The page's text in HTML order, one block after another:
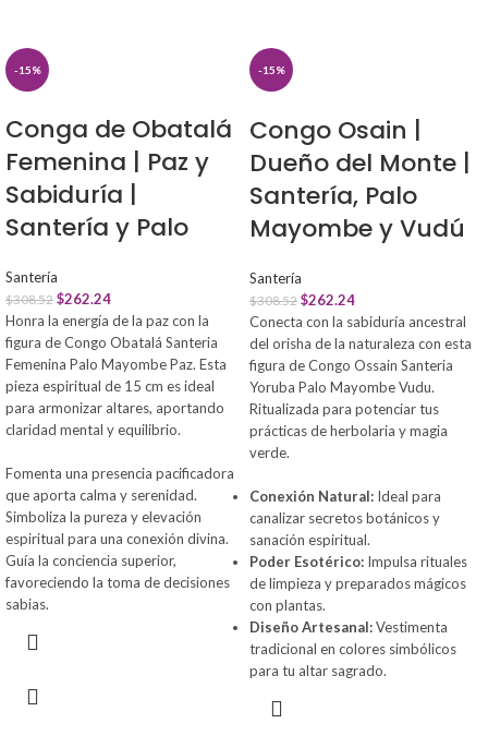
-15%
Conga de Obatalá
Femenina | Paz y
Sabiduría |
Santería y Palo
Santería
$308.52 $262.24
Honra la energía de la paz con la
figura de Congo Obatalá Santeria
Femenina Palo Mayombe Paz. Esta
pieza espiritual de 15 cm es ideal
para armonizar altares, aportando
claridad mental y equilibrio.
Fomenta una presencia pacificadora
que aporta calma y serenidad.
Simboliza la pureza y elevación
espiritual para una conexión divina.
Guía la conciencia superior,
favoreciendo la toma de decisiones
sabias.
-15%
Congo Osain |
Dueño del Monte |
Santería, Palo
Mayombe y Vudú
Santería
$308.52 $262.24
Conecta con la sabiduría ancestral
del orisha de la naturaleza con esta
figura de Congo Ossain Santeria
Yoruba Palo Mayombe Vudu.
Ritualizada para potenciar tus
prácticas de herbolaria y magia
verde.
Conexión Natural: Ideal para
canalizar secretos botánicos y
sanación espiritual.
Poder Esotérico: Impulsa rituales
de limpieza y preparados mágicos
con plantas.
Diseño Artesanal:Vestimenta
tradicional en colores simbólicos
para tu altar sagrado.